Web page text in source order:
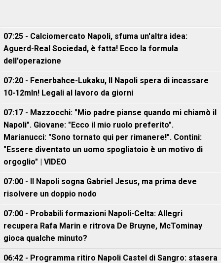
07:25 - Calciomercato Napoli, sfuma un'altra idea:
Aguerd-Real Sociedad, è fatta! Ecco la formula
dell'operazione
07:20 - Fenerbahce-Lukaku, ll Napoli spera di incassare
10-12mln! Legali al lavoro da giorni
07:17 - Mazzocchi: "Mio padre pianse quando mi chiamò il
Napoli". Giovane: "Ecco il mio ruolo preferito".
Marianucci: "Sono tornato qui per rimanere!". Contini:
"Essere diventato un uomo spogliatoio è un motivo di
orgoglio" | VIDEO
07:00 - Il Napoli sogna Gabriel Jesus, ma prima deve
risolvere un doppio nodo
07:00 - Probabili formazioni Napoli-Celta: Allegri
recupera Rafa Marin e ritrova De Bruyne, McTominay
gioca qualche minuto?
06:42 - Programma ritiro Napoli Castel di Sangro: stasera